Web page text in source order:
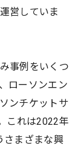
営していま
事例をいくつ
ローソンエン
ンチケットサ
これは2022年
さまざまな興